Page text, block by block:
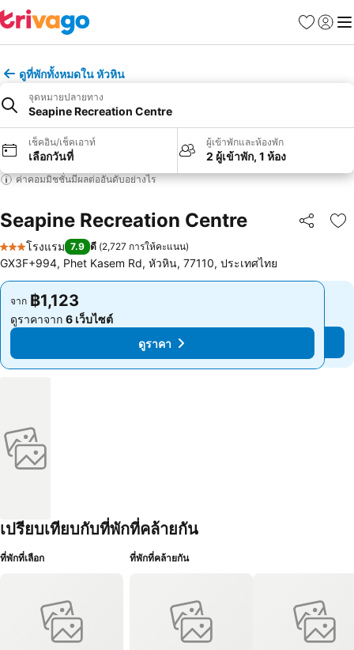
รายการโป
เข้าสู่ร
เมนู
ดูที่พักทั้งหมดใน หัวหิน
จุดหมายปลายทาง
Seapine Recreation Centre
เช็คอิน/เช็คเอาท์
เลือกวันที่
ผู้เข้าพักและห้องพัก
2 ผู้เข้าพัก, 1 ห้อง
ค่าคอมมิชชั่นมีผลต่ออันดับอย่างไร
Seapine Recreation Centre แชร์
เ
3 ดาว
โรงแรม 7.9 ดี (2,727 การให้คะแนน)
GX3F+994, Phet Kasem Rd, หัวหิน, 77110, ประเทศไทย
จาก ฿1,123
ดูราคาจาก 6 เว็บไซต์
ดูราคา
จาก ฿1,123
ดูราคาจาก 6 เว็บไซต์
ดูราคา
เปรียบเทียบกับที่พักที่คล้ายกัน
ที่พักที่เลือก ที่พักที่คล้ายกัน